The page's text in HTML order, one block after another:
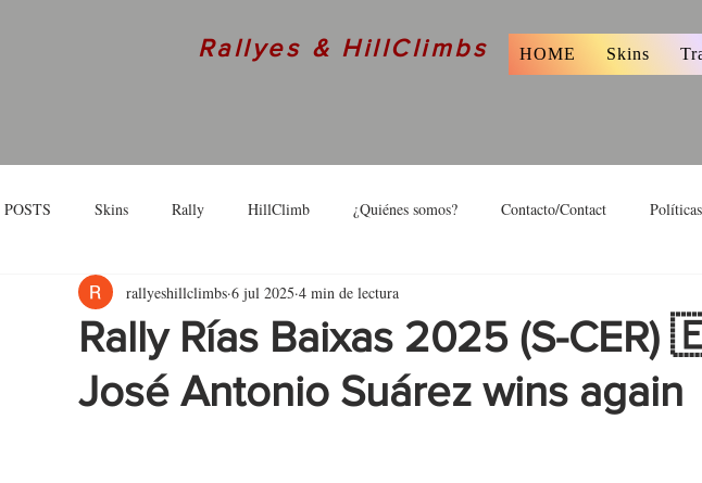
Rallyes & HillClimbs HOME Skins
Skins Rally HillClimb ¿Quiénes somos? Contacto/Contact
Interview
Rally Rías Baixas 2025 (S-
José Antonio Suárez wins again
rallyeshillclimbs 6 jul 2025 4 min de lectura